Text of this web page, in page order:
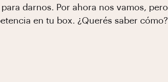
darnos. Por ahora nos vamos, pero
en tu box. ¿Querés saber cómo?